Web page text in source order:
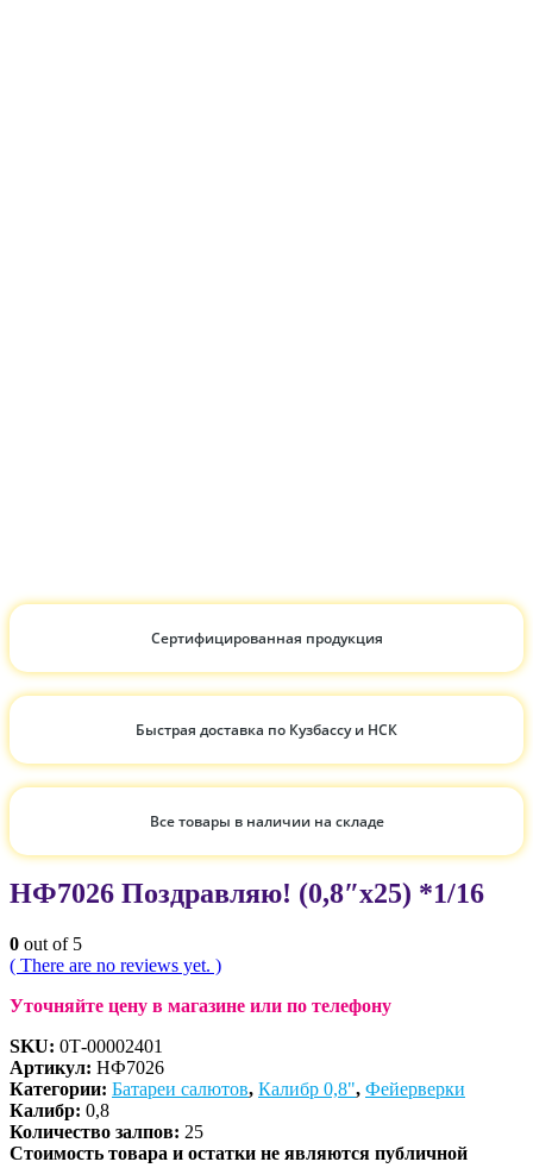
Сертифицированная продукция
Быстрая доставка по Кузбассу и НСК
Все товары в наличии на складе
НФ7026 Поздравляю! (0,8″x25) *1/16
0 out of 5
( There are no reviews yet. )
Уточняйте цену в магазине или по телефону
SKU: 0Т-00002401
Артикул: НФ7026
Категории: Батареи салютов, Калибр 0,8", Фейерверки
Калибр: 0,8
Количество залпов: 25
Стоимость товара и остатки не являются публичной